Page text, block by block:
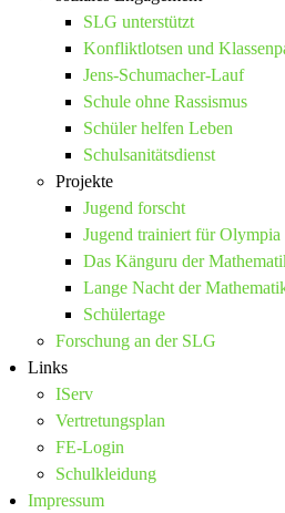
SLG unterstützt
Konfliktlotsen und
Jens-Schumacher-Lauf
Schule ohne Rassismus
Schüler helfen Leben
Schulsanitätsdienst
Projekte
Jugend forscht
Jugend trainiert für Olympia
Das Känguru der
Lange Nacht der
Schülertage
Forschung an der SLG
Links
IServ
Vertretungsplan
FE-Login
Schulkleidung
Impressum